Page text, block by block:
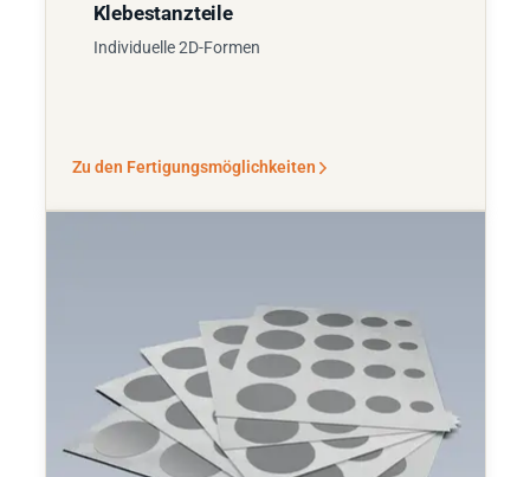
Klebestanzteile
Individuelle 2D-Formen
Zu den Fertigungsmöglichkeiten